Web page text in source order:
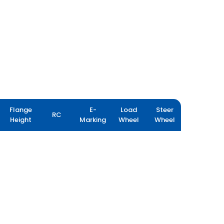
Flange
Height
RC
E-
Marking
Load
Wheel
Steer
Wheel